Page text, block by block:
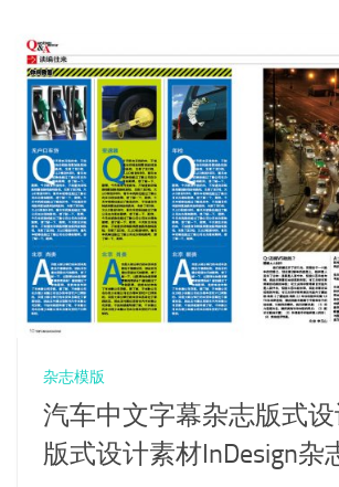
杂志模版
汽车中文字幕杂志版式
版式设计素材InDesign杂